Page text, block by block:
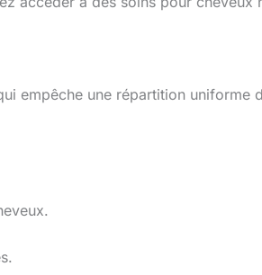
empêche une répartition uniforme